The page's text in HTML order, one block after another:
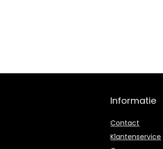
Informatie
Contact
Klantenservice